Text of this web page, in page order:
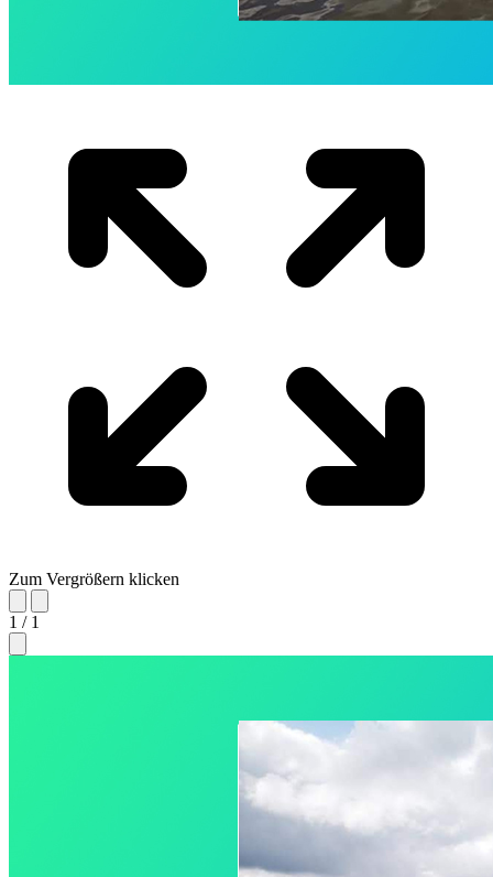
Zum Vergrößern klicken
1 / 1